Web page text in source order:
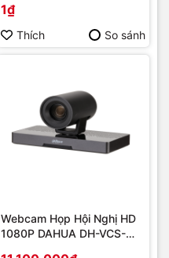
1₫
Thích So sánh
Webcam Họp Hội Nghị HD
1080P DAHUA DH-VCS-